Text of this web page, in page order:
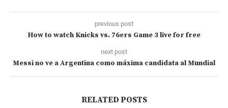
previous post
How to watch Knicks vs. 76ers Game 3 live for free
next post
Messi no ve a Argentina como máxima candidata al Mundial
RELATED POSTS